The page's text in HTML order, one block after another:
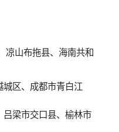
凉山布拖县、海南共和
区、成都市青白江
梁市交口县、榆林市